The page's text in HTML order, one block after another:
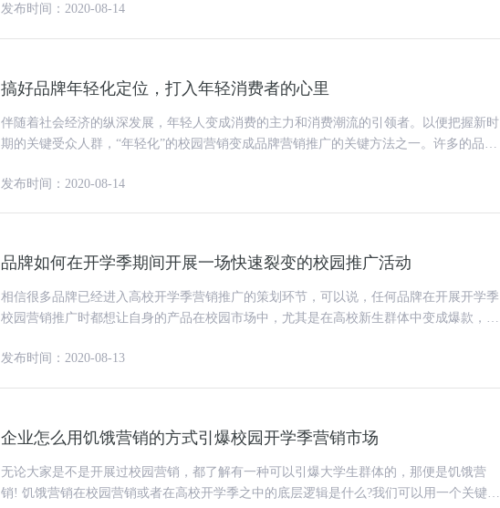
发布时间：2020-08-14
搞好品牌年轻化定位，打入年轻消费者的心里
伴随着社会经济的纵深发展，年轻人变成消费的主力和消费潮流的引领者。以便把握新时
期的关键受众人群，“年轻化”的校园营销变成品牌营销推广的关键方法之一。许多的品牌
发布时间：2020-08-14
品牌如何在开学季期间开展一场快速裂变的校园推广活动
相信很多品牌已经进入高校开学季营销推广的策划环节，可以说，任何品牌在开展开学季
校园营销推广时都想让自身的产品在校园市场中，尤其是在高校新生群体中变成爆款，那
发布时间：2020-08-13
企业怎么用饥饿营销的方式引爆校园开学季营销市场
无论大家是不是开展过校园营销，都了解有一种可以引爆大学生群体的，那便是饥饿营
销! 饥饿营销在校园营销或者在高校开学季之中的底层逻辑是什么?我们可以用一个关键字